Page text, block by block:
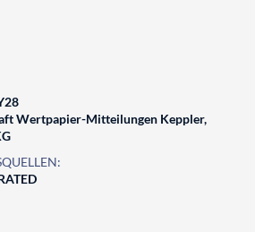
Wertpapier-Mitteilungen Keppler,